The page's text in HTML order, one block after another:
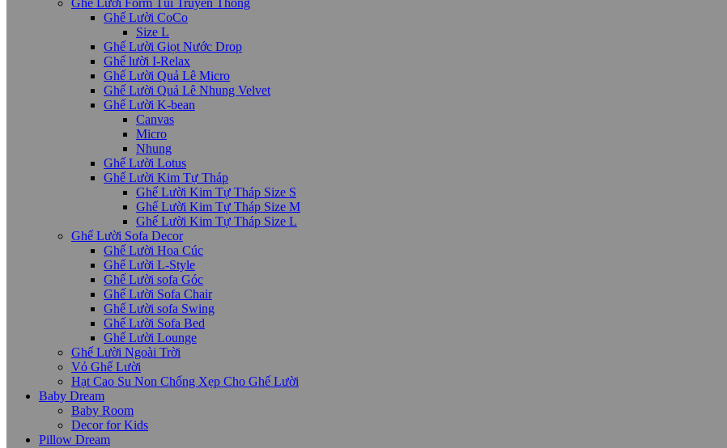
Ghế Lười Form Túi Truyền Thống
Ghế Lười CoCo
Size L
Ghế Lười Giọt Nước Drop
Ghế lười I-Relax
Ghế Lười Quả Lê Micro
Ghế Lười Quả Lê Nhung Velvet
Ghế Lười K-bean
Canvas
Micro
Nhung
Ghế Lười Lotus
Ghế Lười Kim Tự Tháp
Ghế Lười Kim Tự Tháp Size S
Ghế Lười Kim Tự Tháp Size M
Ghế Lười Kim Tự Tháp Size L
Ghế Lười Sofa Decor
Ghế Lười Hoa Cúc
Ghế Lười L-Style
Ghế Lười sofa Góc
Ghế Lười Sofa Chair
Ghế Lười sofa Swing
Ghế Lười Sofa Bed
Ghế Lười Lounge
Ghế Lười Ngoài Trời
Vỏ Ghế Lười
Hạt Cao Su Non Chống Xẹp Cho Ghế Lười
Baby Dream
Baby Room
Decor for Kids
Pillow Dream